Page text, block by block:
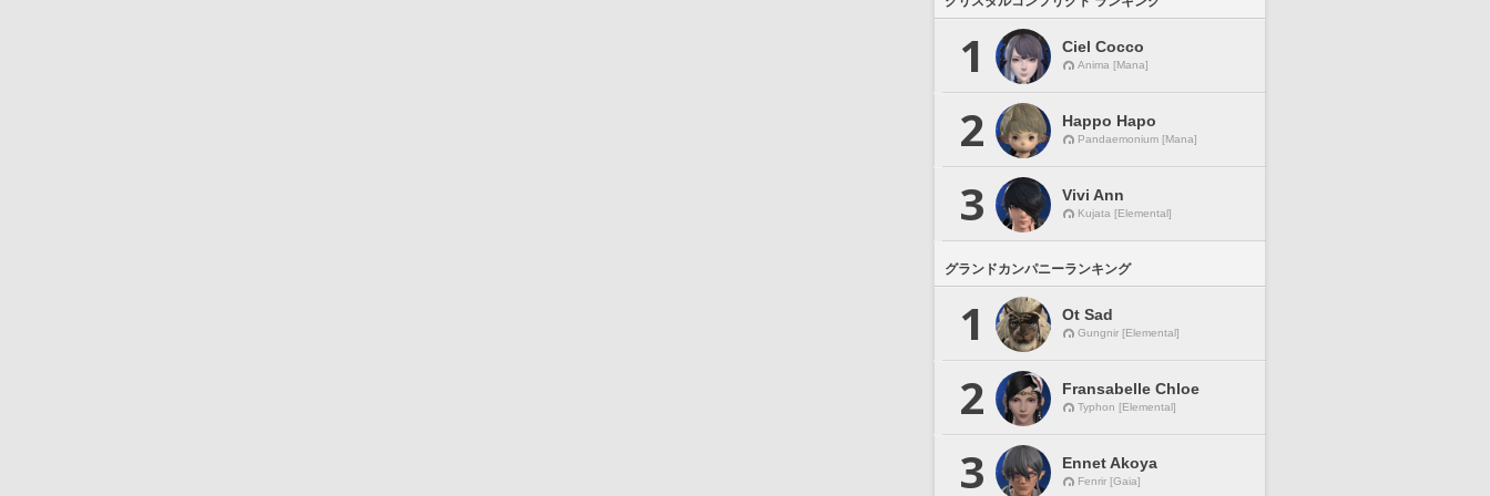
1 Ciel Cocco
Anima [Mana]
2 Happo Hapo
Pandaemonium [Mana]
3 Vivi Ann
Kujata [Elemental]
グランドカンパニーランキング
1 Ot Sad
Gungnir [Elemental]
2 Fransabelle Chloe
Typhon [Elemental]
3 Ennet Akoya
Fenrir [Gaia]